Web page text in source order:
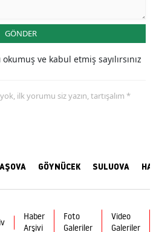
GÖNDER
okumuş ve kabul etmiş sayılırsınız
ilk yorumu siz yazın, tartışalım *
GÖYNÜCEK SULUOVA
Haber
Arşivi
Foto
Galeriler
Video
Galeriler